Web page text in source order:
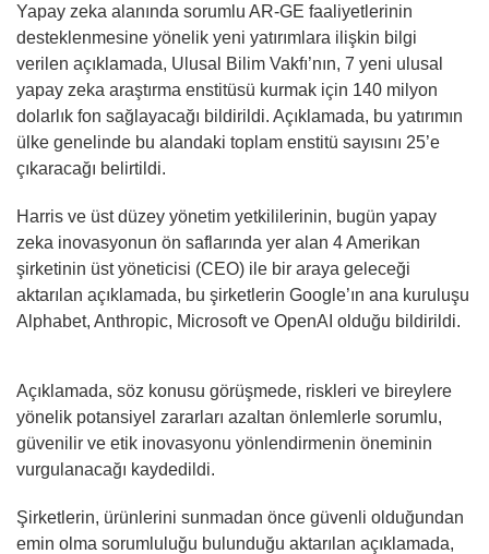
Yapay zeka alanında sorumlu AR-GE faaliyetlerinin
desteklenmesine yönelik yeni yatırımlara ilişkin bilgi
verilen açıklamada, Ulusal Bilim Vakfı’nın, 7 yeni ulusal
yapay zeka araştırma enstitüsü kurmak için 140 milyon
dolarlık fon sağlayacağı bildirildi. Açıklamada, bu yatırımın
ülke genelinde bu alandaki toplam enstitü sayısını 25’e
çıkaracağı belirtildi.
Harris ve üst düzey yönetim yetkililerinin, bugün yapay
zeka inovasyonun ön saflarında yer alan 4 Amerikan
şirketinin üst yöneticisi (CEO) ile bir araya geleceği
aktarılan açıklamada, bu şirketlerin Google’ın ana kuruluşu
Alphabet, Anthropic, Microsoft ve OpenAI olduğu bildirildi.
Açıklamada, söz konusu görüşmede, riskleri ve bireylere
yönelik potansiyel zararları azaltan önlemlerle sorumlu,
güvenilir ve etik inovasyonu yönlendirmenin öneminin
vurgulanacağı kaydedildi.
Şirketlerin, ürünlerini sunmadan önce güvenli olduğundan
emin olma sorumluluğu bulunduğu aktarılan açıklamada,